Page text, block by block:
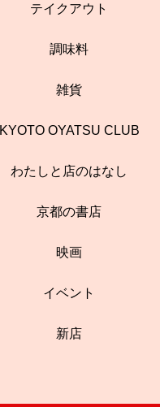
テイクアウト
調味料
雑貨
KYOTO OYATSU CLUB
わたしと店のはなし
京都の書店
映画
イベント
新店